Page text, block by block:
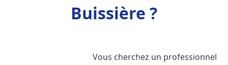
Buissière ?
Vous cherchez un professionnel